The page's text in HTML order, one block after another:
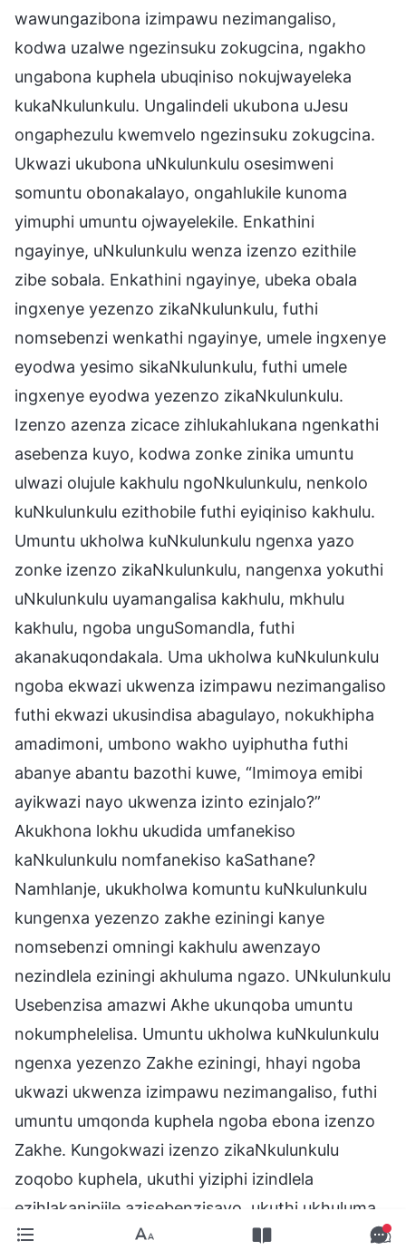
wawungazibona izimpawu nezimangaliso,
kodwa uzalwe ngezinsuku zokugcina, ngakho
ungabona kuphela ubuqiniso nokujwayeleka
kukaNkulunkulu. Ungalindeli ukubona uJesu
ongaphezulu kwemvelo ngezinsuku zokugcina.
Ukwazi ukubona uNkulunkulu osesimweni
somuntu obonakalayo, ongahlukile kunoma
yimuphi umuntu ojwayelekile. Enkathini
ngayinye, uNkulunkulu wenza izenzo ezithile
zibe sobala. Enkathini ngayinye, ubeka obala
ingxenye yezenzo zikaNkulunkulu, futhi
nomsebenzi wenkathi ngayinye, umele ingxenye
eyodwa yesimo sikaNkulunkulu, futhi umele
ingxenye eyodwa yezenzo zikaNkulunkulu.
Izenzo azenza zicace zihlukahlukana ngenkathi
asebenza kuyo, kodwa zonke zinika umuntu
ulwazi olujule kakhulu ngoNkulunkulu, nenkolo
kuNkulunkulu ezithobile futhi eyiqiniso kakhulu.
Umuntu ukholwa kuNkulunkulu ngenxa yazo
zonke izenzo zikaNkulunkulu, nangenxa yokuthi
uNkulunkulu uyamangalisa kakhulu, mkhulu
kakhulu, ngoba unguSomandla, futhi
akanakuqondakala. Uma ukholwa kuNkulunkulu
ngoba ekwazi ukwenza izimpawu nezimangaliso
futhi ekwazi ukusindisa abagulayo, nokukhipha
amadimoni, umbono wakho uyiphutha futhi
abanye abantu bazothi kuwe, “Imimoya emibi
ayikwazi nayo ukwenza izinto ezinjalo?”
Akukhona lokhu ukudida umfanekiso
kaNkulunkulu nomfanekiso kaSathane?
Namhlanje, ukukholwa komuntu kuNkulunkulu
kungenxa yezenzo zakhe eziningi kanye
nomsebenzi omningi kakhulu awenzayo
nezindlela eziningi akhuluma ngazo. UNkulunkulu
Usebenzisa amazwi Akhe ukunqoba umuntu
nokumphelelisa. Umuntu ukholwa kuNkulunkulu
ngenxa yezenzo Zakhe eziningi, hhayi ngoba
ukwazi ukwenza izimpawu nezimangaliso, futhi
umuntu umqonda kuphela ngoba ebona izenzo
Zakhe. Kungokwazi izenzo zikaNkulunkulu
zoqobo kuphela, ukuthi yiziphi izindlela
ezihlakanipjile azisebenzisayo, ukuthi ukhuluma
kanjani, nokuthi umenza kanjani umuntu